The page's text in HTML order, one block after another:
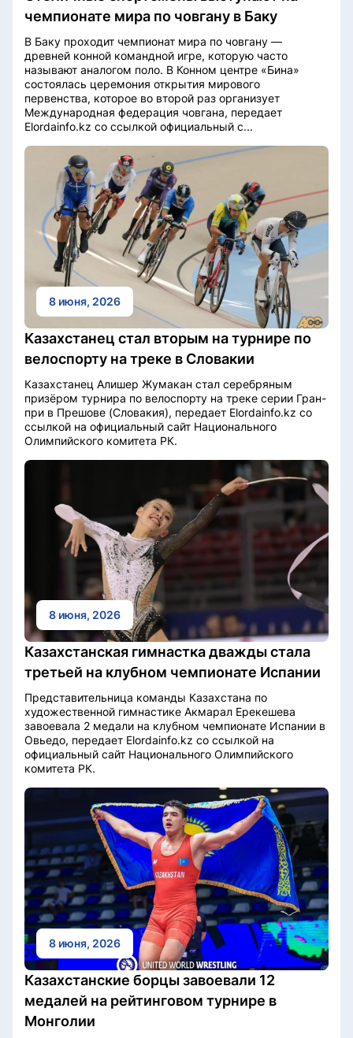
чемпионате мира по човгану в Баку
В Баку проходит чемпионат мира по човгану —
древней конной командной игре, которую часто
называют аналогом поло. В Конном центре «Бина»
состоялась церемония открытия мирового
первенства, которое во второй раз организует
Международная федерация човгана, передает
Elordainfo.kz co ссылкой официальный с...
8 июня, 2026
Казахстанец стал вторым на турнире по
велоспорту на треке в Словакии
Казахстанец Алишер Жумакан стал серебряным
призёром турнира по велоспорту на треке серии Гран-
при в Прешове (Словакия), передает Elordainfo.kz со
ссылкой на официальный сайт Национального
Олимпийского комитета РК.
8 июня, 2026
Казахстанская гимнастка дважды стала
третьей на клубном чемпионате Испании
Представительница команды Казахстана по
художественной гимнастике Акмарал Ерекешева
завоевала 2 медали на клубном чемпионате Испании в
Овьедо, передает Elordainfo.kz со ссылкой на
официальный сайт Национального Олимпийского
комитета РК.
8 июня, 2026
Казахстанские борцы завоевали 12
медалей на рейтинговом турнире в
Монголии